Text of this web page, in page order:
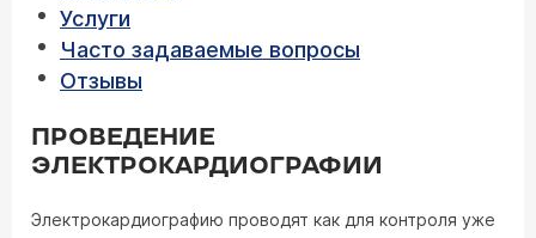
Услуги
Часто задаваемые вопросы
Отзывы
ПРОВЕДЕНИЕ
ЭЛЕКТРОКАРДИОГРАФИИ
Электрокардиографию проводят как для контроля уже